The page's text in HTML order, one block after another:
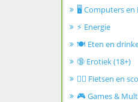
🖥️ Computers en
⚡ Energie
🍽️ Eten en
🔞 Erotiek (18+)
🚴‍♂️ Fietsen en
🎮 Games &